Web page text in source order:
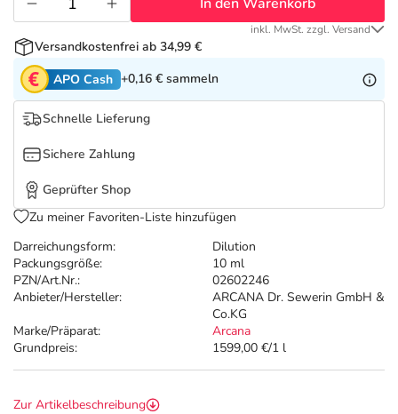
Tierapotheke
Vitamine & Mineralstoffe
Marken
Salus Deals
Darreichungsform:
Dilution
Packungsgröße:
10 ml
PZN/Art.Nr.:
02602246
Anbieter/Hersteller:
ARCANA Dr. Sewerin GmbH &
Co.KG
Marke/Präparat:
Arcana
Grundpreis:
1599,00 €/1 l
inkl. MwSt. zzgl. Versand
Versandkostenfrei ab 34,99 €
APO Cash +0,16 € sammeln
Schnelle Lieferung
Sichere Zahlung
Geprüfter Shop
Zu meiner Favoriten-Liste hinzufügen
Zur Artikelbeschreibung